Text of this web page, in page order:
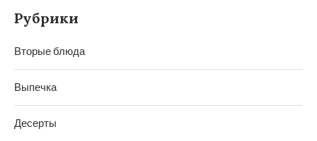
Рубрики
Вторые блюда
Выпечка
Десерты